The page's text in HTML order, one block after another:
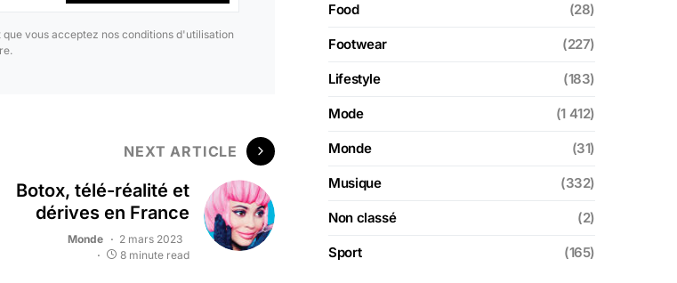
vous acceptez nos conditions d'utilisation
NEXT ARTICLE
Botox, télé-réalité et
dérives en France
Monde
2 mars 2023
8 minute read
Food (28)
Footwear (227)
Lifestyle (183)
Mode (1 412)
Monde (31)
Musique (332)
Non classé (2)
Sport (165)